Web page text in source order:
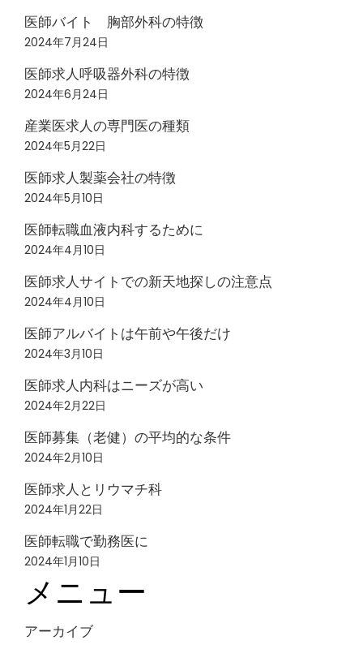
医師バイト 胸部外科の特徴
2024年7月24日
医師求人呼吸器外科の特徴
2024年6月24日
産業医求人の専門医の種類
2024年5月22日
医師求人製薬会社の特徴
2024年5月10日
医師転職血液内科するために
2024年4月10日
医師求人サイトでの新天地探しの注意点
2024年4月10日
医師アルバイトは午前や午後だけ
2024年3月10日
医師求人内科はニーズが高い
2024年2月22日
医師募集（老健）の平均的な条件
2024年2月10日
医師求人とリウマチ科
2024年1月22日
医師転職で勤務医に
2024年1月10日
メニュー
アーカイブ